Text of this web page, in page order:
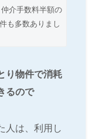
介手数料半額の
も多数ありまし
り物件で消耗
るので
人は、利用し